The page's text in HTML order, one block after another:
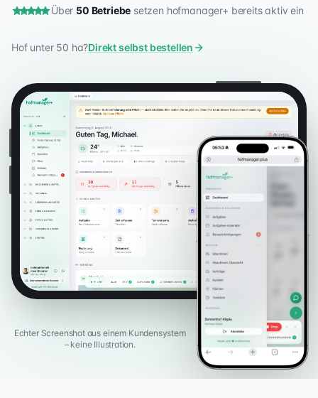
Über 50 Betriebe setzen hofmanager+ bereits aktiv ein
Hof unter 50 ha?Direkt selbst bestellen
Echter Screenshot aus einem Kundensystem
– keine Illustration.